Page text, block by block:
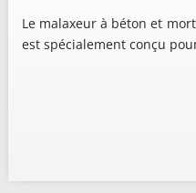
Le malaxeur à béton et
est spécialement conçu